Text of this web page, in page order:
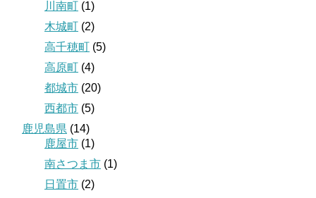
川南町 (1)
木城町 (2)
高千穂町 (5)
高原町 (4)
都城市 (20)
西都市 (5)
鹿児島県 (14)
鹿屋市 (1)
南さつま市 (1)
日置市 (2)